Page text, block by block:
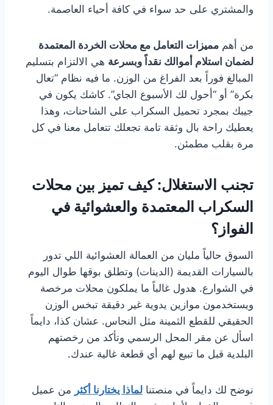
والمشتري على حد سواء في كافة أحياء العاصمة.
من أهم مميزات التعامل مع محلات الخردة المعتمدة
لضمان استلام أموالك نقداً وبسرعة هي الالتزام بتسليم
المبالغ فوراً بعد الفراغ من الوزن. ما فيه نظام “تعال
بكرة” أو “أحول لك الأسبوع الجاي”. كاشك يكون في
جيبك بمجرد تحميل السكراب على الشاحنات، وهذا
يعطيك راحة بال وثقة تامة تجعلك تتعامل معنا في كل
مرة بقلب مطمئن.
تجنب الاستغلال: كيف تميز بين محلات
السكراب المعتمدة والعشوائية في
الفواز؟
السوق حالياً مليان من العمالة العشوائية اللي تدور
بالسيارات القديمة (الدينات) وتطلق بوقها طوال اليوم
في الشوارع. هدول غالباً ما يملكون محلات مرخصة
ويستخدمون موازين يدوية غير دقيقة تبخس الوزن
الحقيقي للقطع الثمينة مثل النحاس. عشان كذا، دايماً
اسأل عن مقر المحل الرسمي وتأكد من رخصتهم
البلدية قبل ما تبيع لهم أي قطعة غالية عندك.
نوضح لك دايماً في منصتنا لماذا يختارنا أكثر من عميل